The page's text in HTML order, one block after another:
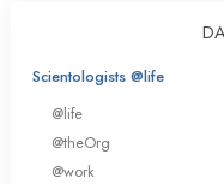
Scientologists @life
@life
@theOrg
@work